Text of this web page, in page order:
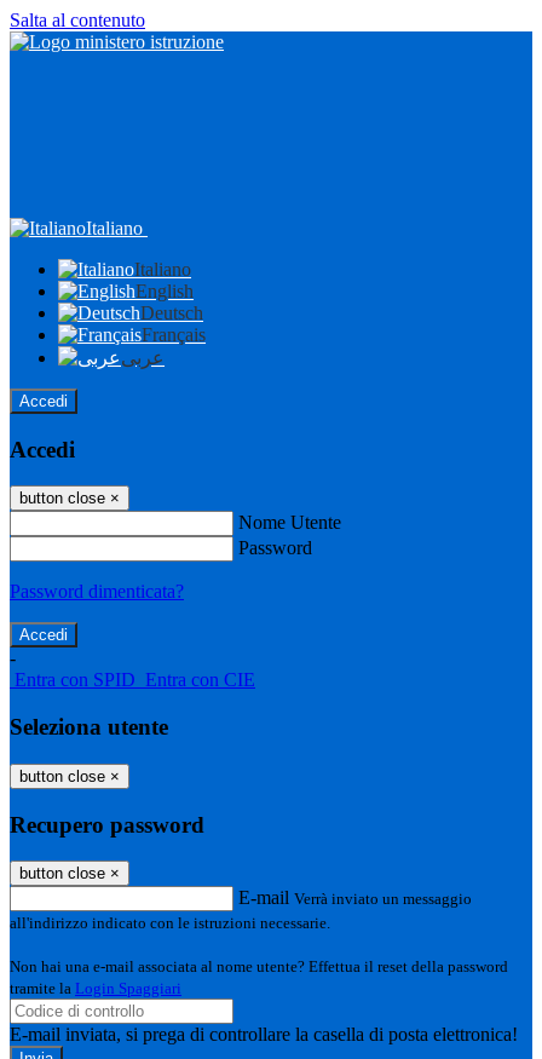
Salta al contenuto
Italiano
Italiano
English
Deutsch
Français
عربى
Accedi
Accedi
button close ×
Nome Utente
Password
Password dimenticata?
-
Entra con SPID Entra con CIE
Seleziona utente
button close ×
Recupero password
button close ×
E-mail Verrà inviato un messaggio
all'indirizzo indicato con le istruzioni necessarie.
Non hai una e-mail associata al nome utente? Effettua il reset della password
tramite la Login Spaggiari
E-mail inviata, si prega di controllare la casella di posta elettronica!